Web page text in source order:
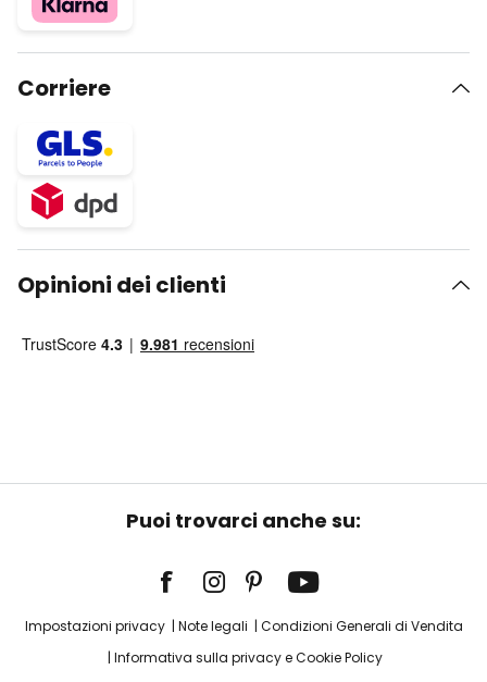
Corriere
Opinioni dei clienti
Puoi trovarci anche su:
Impostazioni privacy Note legali
Condizioni Generali di Vendita
Informativa sulla privacy e Cookie Policy